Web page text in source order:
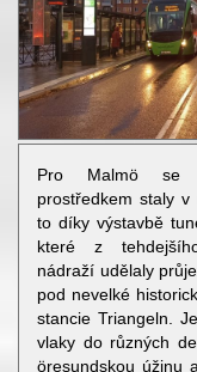
Pro Malmö se
prostředkem staly
to díky výstavbě
které z
nádraží udělaly
pod nevelké
stancie Triangeln.
vlaky do různých
öresundskou úžinu